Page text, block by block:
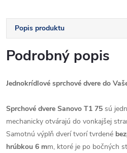
Popis produktu
Podrobný popis
Jednokrídlové sprchové dvere do
Sprchové dvere Sanovo T1 75 sú
mechanicky otvárajú do vonkajšej
Samotnú výplň dverí tvorí tvrdené
hrúbkou 6 mm, ktoré je po bočných